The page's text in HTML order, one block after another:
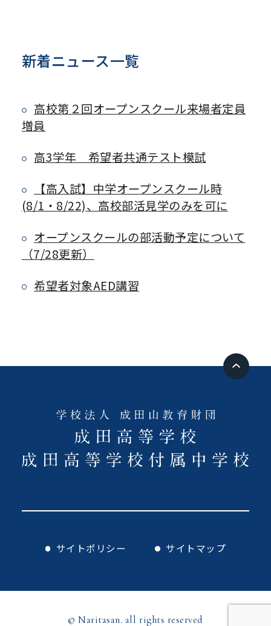
新着ニュース一覧
高校第２回オープンスクール来場者定員
増員
高3学年 希望者共通テスト模試
【高入試】中学オープンスクール時
(8/1・8/22)、高校部活見学のみを可に
オープンスクールの部活動予定について
（7/28更新）
希望者対象AED講習
サイトポリシー サイトマップ
© Naritasan. all rights reserved